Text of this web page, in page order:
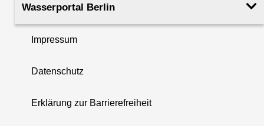
Wasserportal Berlin
Impressum
Datenschutz
Erklärung zur Barrierefreiheit